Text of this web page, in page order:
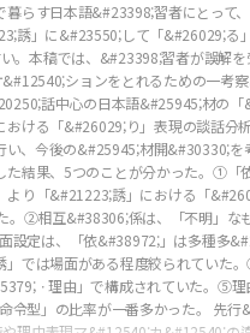
暮らす日本語&#23398;習者にとって
誘」に&#23550;して「&#26029;る
。本稿では、&#23398;習者が誤解
ションをとれるための一考
話中心の日本語&#25945;材の「
おける「&#26029;り」表現の談話分
、今後の&#25945;材開&#30330;を
た結果、5つのことが分かった。①「
より「&#21223;誘」における「
。②相互&#38306;係は、「不明」な
設定は、「依&#38972;」は多種多
」では場面がある程度絞られていた。
ㆍ理由」で構成されていた。⑤
令型」の比率が一番多かった。 先行